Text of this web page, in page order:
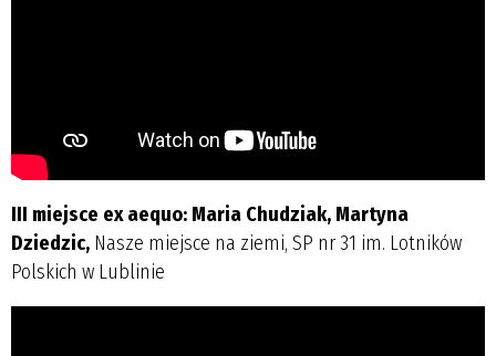
III miejsce ex aequo: Maria Chudziak, Martyna
Dziedzic, Nasze miejsce na ziemi, SP nr 31 im. Lotników
Polskich w Lublinie